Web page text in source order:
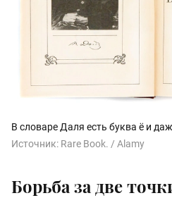
В словаре Даля есть буква ё и
Источник: Rare Book. / Alamy
Борьба за две